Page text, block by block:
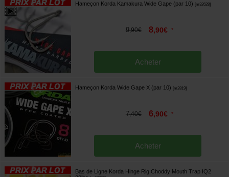
Hameçon Korda Kamakura Wide Gape (par 10) [m32628]
9,90€ 8,90€ *
Acheter
Hameçon Korda Wide Gape X (par 10) [m2819]
7,40€ 6,90€ *
Acheter
Bas de Ligne Korda Hinge Rig Choddy Mouth Trap IQ2